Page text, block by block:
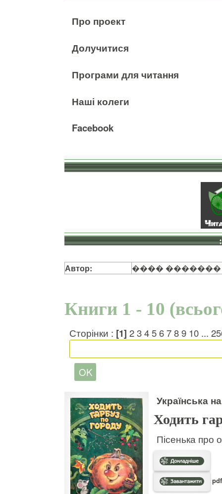
Про проект
Долучитися
Програми для читання
Наші колеги
Facebook
Автор: ���� �������
Книги 1 - 10
Сторінки : [1] 23456789 10 ...
Українська
Ходить
Пісенька про